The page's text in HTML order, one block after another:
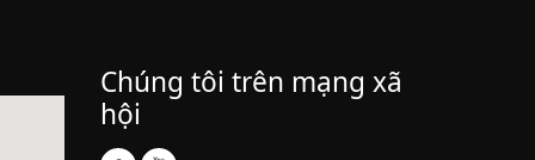
Chúng tôi trên mạng xã
hội